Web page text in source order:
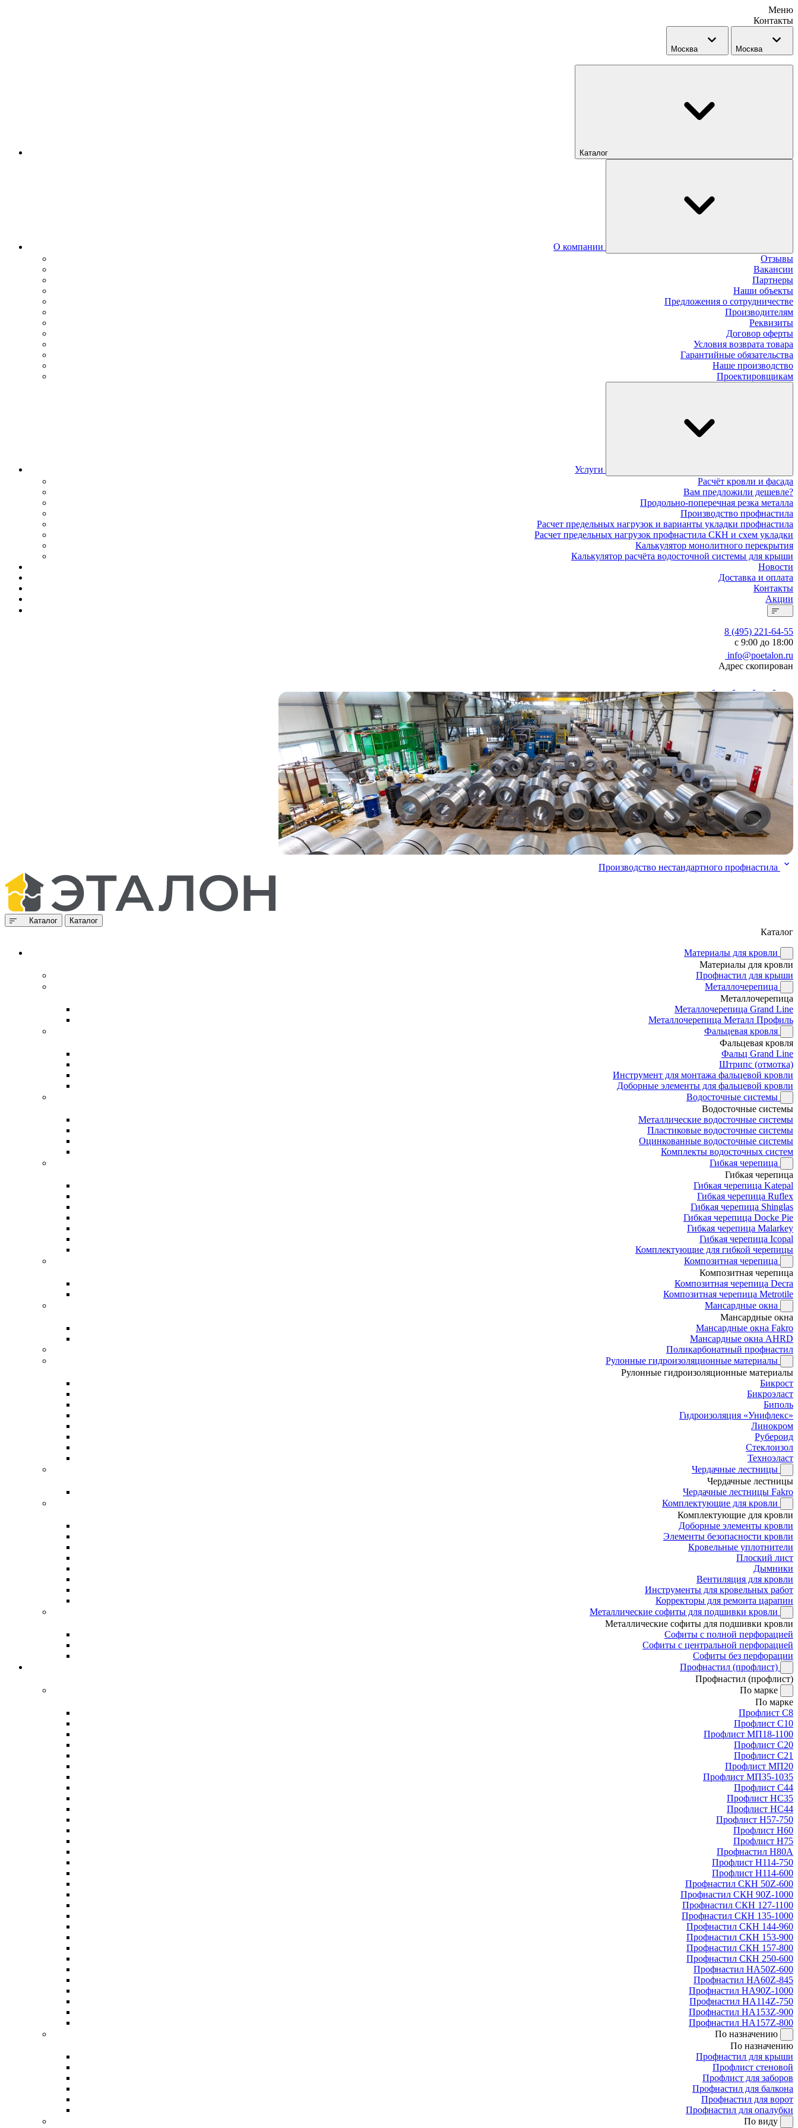
Меню
Контакты
Москва Москва
Каталог
О компании
Отзывы
Вакансии
Партнеры
Наши объекты
Предложения о сотрудничестве
Производителям
Реквизиты
Договор оферты
Условия возврата товара
Гарантийные обязательства
Наше производство
Проектировщикам
Услуги
Расчёт кровли и фасада
Вам предложили дешевле?
Продольно-поперечная резка металла
Производство профнастила
Расчет предельных нагрузок и варианты укладки профнастила
Расчет предельных нагрузок профнастила СКН и схем укладки
Калькулятор монолитного перекрытия
Калькулятор расчёта водосточной системы для крыши
Новости
Доставка и оплата
Контакты
Акции
8 (495) 221-64-55
с 9:00 до 18:00
info@poetalon.ru
Адрес скопирован
Производство нестандартного профнастила
Каталог Каталог
Каталог
Материалы для кровли
Материалы для кровли
Профнастил для крыши
Металлочерепица
Металлочерепица
Металлочерепица Grand Line
Металлочерепица Металл Профиль
Фальцевая кровля
Фальцевая кровля
Фальц Grand Line
Штрипс (отмотка)
Инструмент для монтажа фальцевой кровли
Доборные элементы для фальцевой кровли
Водосточные системы
Водосточные системы
Металлические водосточные системы
Пластиковые водосточные системы
Оцинкованные водосточные системы
Комплекты водосточных систем
Гибкая черепица
Гибкая черепица
Гибкая черепица Katepal
Гибкая черепица Ruflex
Гибкая черепица Shinglas
Гибкая черепица Docke Pie
Гибкая черепица Malarkey
Гибкая черепица Icopal
Комплектующие для гибкой черепицы
Композитная черепица
Композитная черепица
Композитная черепица Decra
Композитная черепица Metrotile
Мансардные окна
Мансардные окна
Мансардные окна Fakro
Мансардные окна AHRD
Поликарбонатный профнастил
Рулонные гидроизоляционные материалы
Рулонные гидроизоляционные материалы
Бикрост
Бикроэласт
Биполь
Гидроизоляция «Унифлекс»
Линокром
Рубероид
Стеклоизол
Техноэласт
Чердачные лестницы
Чердачные лестницы
Чердачные лестницы Fakro
Комплектующие для кровли
Комплектующие для кровли
Доборные элементы кровли
Элементы безопасности кровли
Кровельные уплотнители
Плоский лист
Дымники
Вентиляция для кровли
Инструменты для кровельных работ
Корректоры для ремонта царапин
Металлические софиты для подшивки кровли
Металлические софиты для подшивки кровли
Софиты с полной перфорацией
Софиты с центральной перфорацией
Софиты без перфорации
Профнастил (профлист)
Профнастил (профлист)
По марке
По марке
Профлист С8
Профлист С10
Профлист МП18-1100
Профлист С20
Профлист С21
Профлист МП20
Профлист МП35-1035
Профлист С44
Профлист НС35
Профлист НС44
Профлист Н57-750
Профлист Н60
Профлист Н75
Профнастил Н80А
Профлист Н114-750
Профлист Н114-600
Профнастил СКН 50Z-600
Профнастил СКН 90Z-1000
Профнастил СКН 127-1100
Профнастил СКН 135-1000
Профнастил СКН 144-960
Профнастил СКН 153-900
Профнастил СКН 157-800
Профнастил СКН 250-600
Профнастил НА50Z-600
Профнастил НА60Z-845
Профнастил НА90Z-1000
Профнастил НА114Z-750
Профнастил НА153Z-900
Профнастил НА157Z-800
По назначению
По назначению
Профнастил для крыши
Профлист стеновой
Профлист для заборов
Профнастил для балкона
Профнастил для ворот
Профнастил для опалубки
По виду